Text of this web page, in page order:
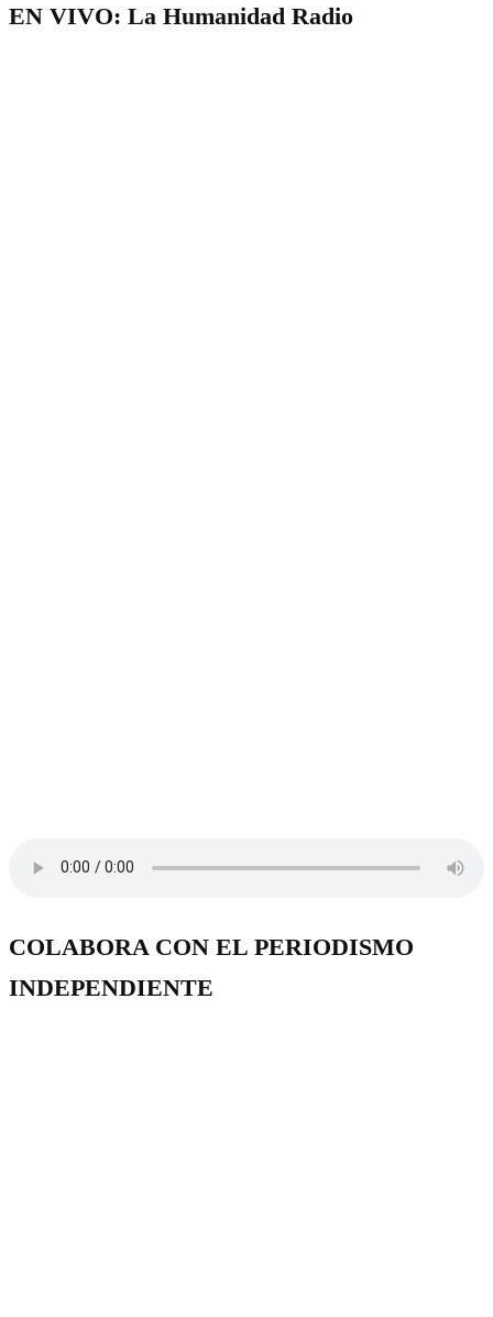
EN VIVO: La Humanidad Radio
COLABORA CON EL PERIODISMO
INDEPENDIENTE